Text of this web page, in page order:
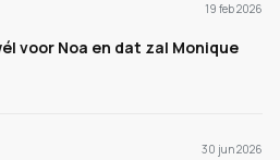
19 feb 2026
voor Noa en dat zal Monique
30 jun 2026